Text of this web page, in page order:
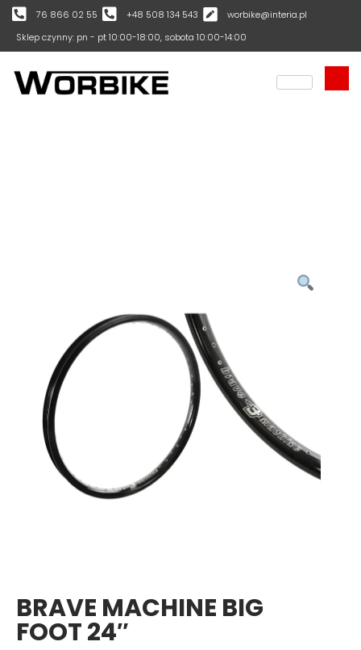
76 866 02 55 +48 508 134 543
worbike@interia.pl
Sklep czynny: pn - pt 10:00-18:00, sobota 10:00-14:00
BRAVE MACHINE BIG
FOOT 24″